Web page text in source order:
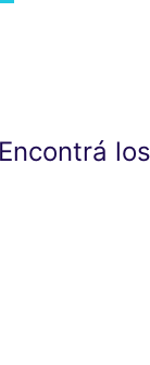
Encontrá